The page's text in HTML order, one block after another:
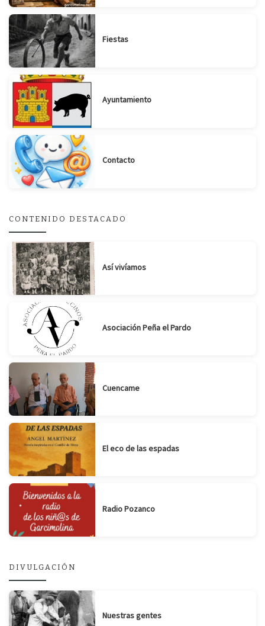
Fiestas
Ayuntamiento
Contacto
CONTENIDO DESTACADO
Así vivíamos
Asociación Peña el Pardo
Cuencame
El eco de las espadas
Radio Pozanco
DIVULGACIÓN
Nuestras gentes
Suscribirse